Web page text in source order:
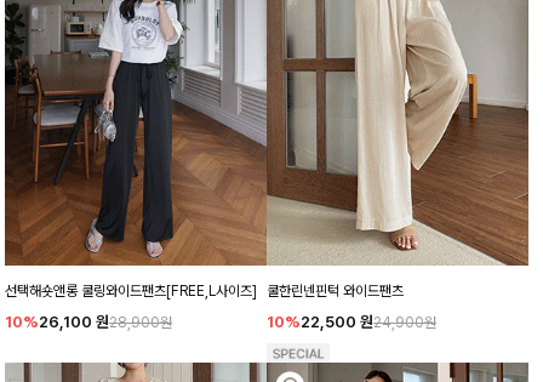
선택해숏앤롱 쿨링와이드팬츠[FREE,L사이즈]
10%26,100 원28,900원
쿨한린넨핀턱 와이드팬츠
10%22,500 원24,900원